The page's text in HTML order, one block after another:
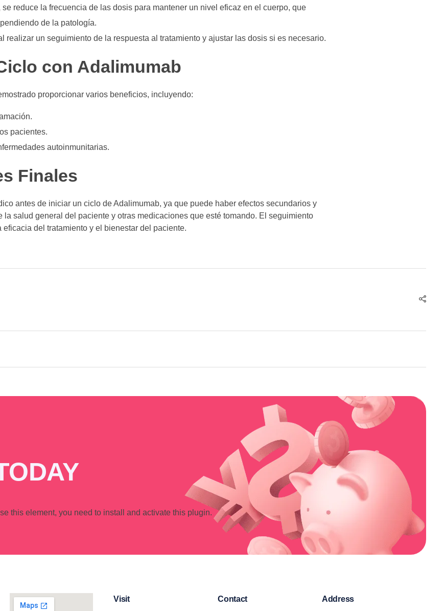
se reduce la frecuencia de las dosis para mantener un nivel eficaz en el cuerpo, que
de la patología.
realizar un seguimiento de la respuesta al tratamiento y ajustar las dosis si es necesario.
con Adalimumab
proporcionar varios beneficios, incluyendo:
pacientes.
autoinmunitarias.
Finales
antes de iniciar un ciclo de Adalimumab, ya que puede haber efectos secundarios y
salud general del paciente y otras medicaciones que esté tomando. El seguimiento
del tratamiento y el bienestar del paciente.
this element, you need to install and activate this plugin.
Visit Contact Address